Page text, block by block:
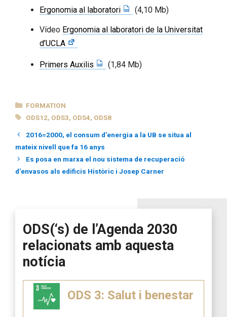
Ergonomia al laboratori (4,10 Mb)
Vídeo Ergonomia al laboratori de la Universitat
d’UCLA
Primers Auxilis (1,84 Mb)
CATEGORIES
FORMATION
TAGS
ODS12, ODS3, ODS4, ODS8
2016=2000, el consum d’energia a la UB se situa al
mateix nivell que fa 16 anys
Es posa en marxa el nou sistema de recuperació
d’envasos als edificis Històric i Josep Carner
ODS(‘s) de l’Agenda 2030
relacionats amb aquesta
notícia
ODS 3: Salut i benestar